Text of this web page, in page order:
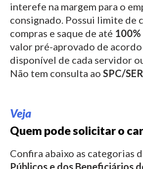
interefe na margem para o
consignado. Possui limite de
compras e saque de até
valor pré-aprovado de acordo
disponível de cada servidor
Não tem consulta ao SPC/
Veja
Quem pode solicitar o
Confira abaixo as categorias
Públicos e dos Beneficiários